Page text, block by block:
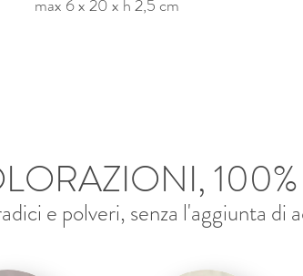
max 6 x 20 x h 2,5 cm
e polveri, senza l'aggiunta di